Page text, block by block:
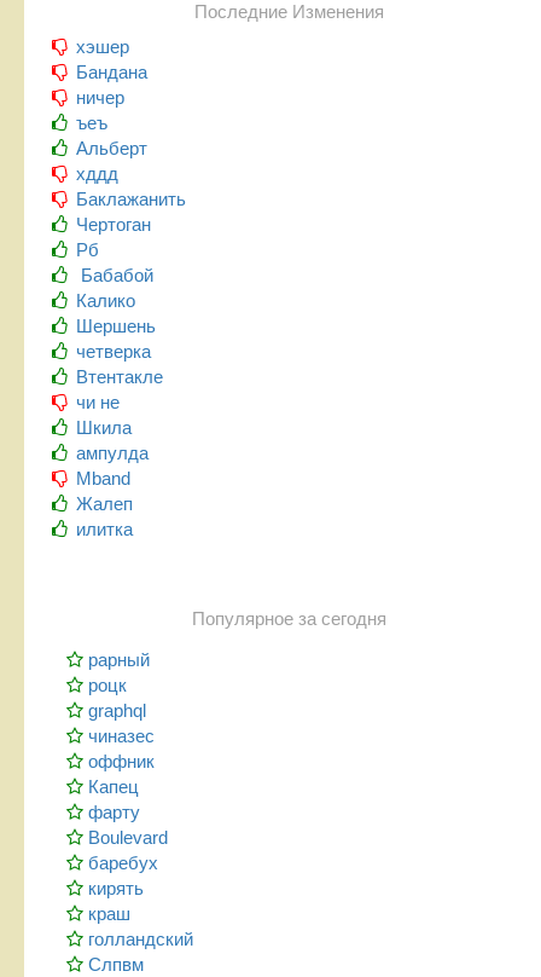
Последние Изменения
хэшер
Бандана
ничер
ъеъ
Альберт
хддд
Баклажанить
Чертоган
Рб
Бабабой
Калико
Шершень
четверка
Втентакле
чи не
Шкила
ампулда
Mband
Жалеп
илитка
Популярное за сегодня
рарный
роцк
graphql
чиназес
оффник
Капец
фарту
Boulevard
баребух
кирять
краш
голландский
Слпвм